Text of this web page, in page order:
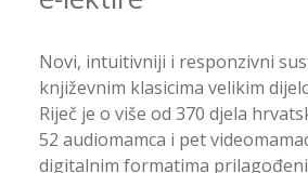
Novi, intuitivniji i responzivni
književnim klasicima velikim
Riječ je o više od 370 djela
52 audiomamca i pet
digitalnim formatima